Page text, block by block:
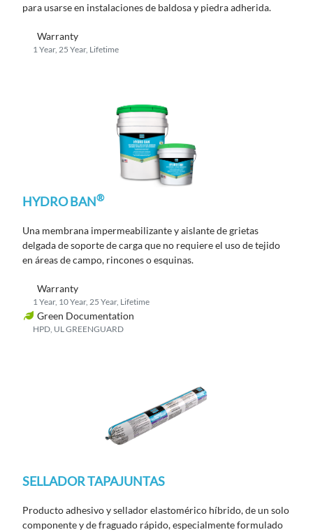
para usarse en instalaciones de baldosa y piedra adherida.
Warranty
1 Year, 25 Year, Lifetime
HYDRO BAN®
Una membrana impermeabilizante y aislante de grietas
delgada de soporte de carga que no requiere el uso de tejido
en áreas de campo, rincones o esquinas.
Warranty
1 Year, 10 Year, 25 Year, Lifetime
Green Documentation
HPD, UL GREENGUARD
SELLADOR TAPAJUNTAS
Producto adhesivo y sellador elastomérico híbrido, de un solo
componente y de fraguado rápido, especialmente formulado